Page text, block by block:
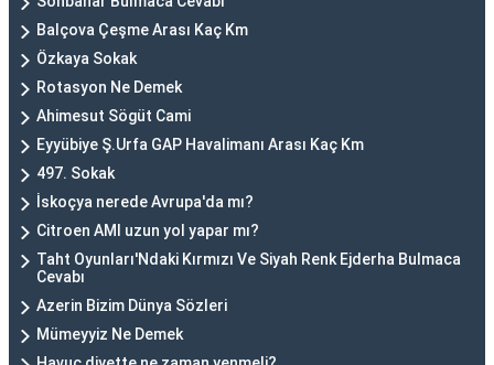
Balçova Çeşme Arası Kaç Km
Özkaya Sokak
Rotasyon Ne Demek
Ahimesut Sögüt Cami
Eyyübiye Ş.Urfa GAP Havalimanı Arası Kaç Km
497. Sokak
İskoçya nerede Avrupa'da mı?
Citroen AMI uzun yol yapar mı?
Taht Oyunları'Ndaki Kırmızı Ve Siyah Renk Ejderha Bulmaca
Cevabı
Azerin Bizim Dünya Sözleri
Mümeyyiz Ne Demek